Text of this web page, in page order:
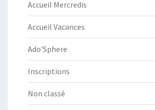
Accueil Mercredis
Accueil Vacances
Ado'Sphere
Inscriptions
Non classé